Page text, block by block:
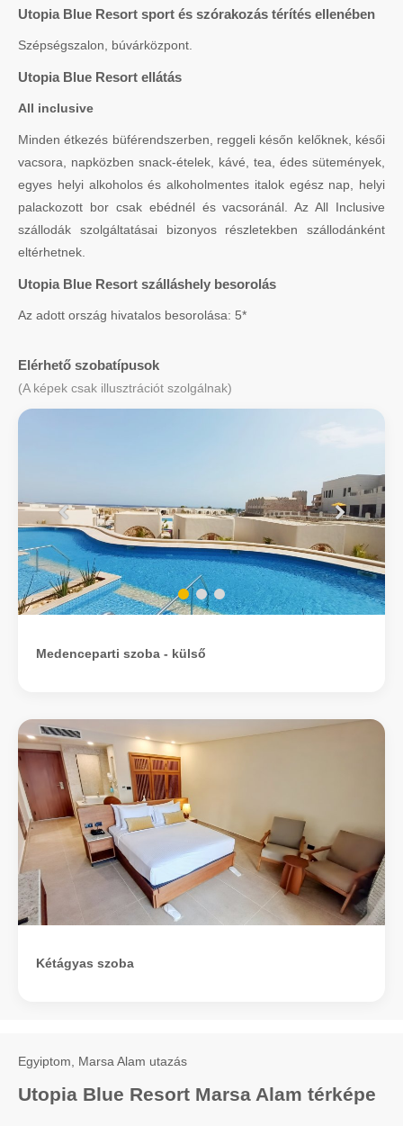
Utopia Blue Resort sport és szórakozás térítés ellenében
Szépségszalon, búvárközpont.
Utopia Blue Resort ellátás
All inclusive
Minden étkezés büférendszerben, reggeli későn kelőknek, késői
vacsora, napközben snack-ételek, kávé, tea, édes sütemények,
egyes helyi alkoholos és alkoholmentes italok egész nap, helyi
palackozott bor csak ebédnél és vacsoránál. Az All Inclusive
szállodák szolgáltatásai bizonyos részletekben szállodánként
eltérhetnek.
Utopia Blue Resort szálláshely besorolás
Az adott ország hivatalos besorolása: 5*
Elérhető szobatípusok
(A képek csak illusztrációt szolgálnak)
Medenceparti szoba - külső
Kétágyas szoba
Egyiptom, Marsa Alam utazás
Utopia Blue Resort Marsa Alam térképe